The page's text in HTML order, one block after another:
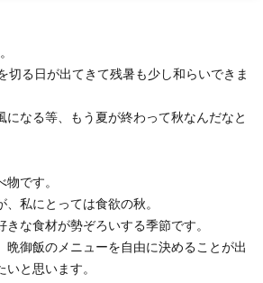
切る日が出てきて残暑も少し和らいできま
になる等、もう夏が終わって秋なんだなと
です。
私にとっては食欲の秋。
な食材が勢ぞろいする季節です。
晩御飯のメニューを自由に決めることが出
と思います。